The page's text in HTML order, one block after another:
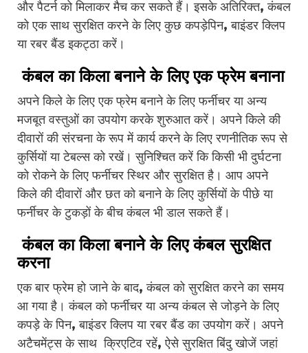
और पैटर्न को मिलाकर मैच कर सकते हैं। इसके अतिरिक्त, कंबल
को एक साथ सुरक्षित करने के लिए कुछ कपड़ेपिन, बाइंडर क्लिप
या रबर बैंड इकट्ठा करें।
कंबल का किला बनाने के लिए एक फ्रेम बनाना
अपने किले के लिए एक फ्रेम बनाने के लिए फर्नीचर या अन्य
मजबूत वस्तुओं का उपयोग करके शुरुआत करें। अपने किले की
दीवारों की संरचना के रूप में कार्य करने के लिए रणनीतिक रूप से
कुर्सियों या टेबल्स को रखें। सुनिश्चित करें कि किसी भी दुर्घटना
को रोकने के लिए फर्नीचर स्थिर और सुरक्षित है। आप अपने
किले की दीवारों और छत को बनाने के लिए कुर्सियों के पीछे या
फर्नीचर के टुकड़ों के बीच कंबल भी डाल सकते हैं।
कंबल का किला बनाने के लिए कंबल सुरक्षित
करना
एक बार फ्रेम हो जाने के बाद, कंबल को सुरक्षित करने का समय
आ गया है। कंबल को फर्नीचर या अन्य कंबल से जोड़ने के लिए
कपड़े के पिन, बाइंडर क्लिप या रबर बैंड का उपयोग करें। अपने
अटैचमेंट्स के साथ क्रिएटिव रहें, ऐसे सुरक्षित बिंदु खोजें जहां